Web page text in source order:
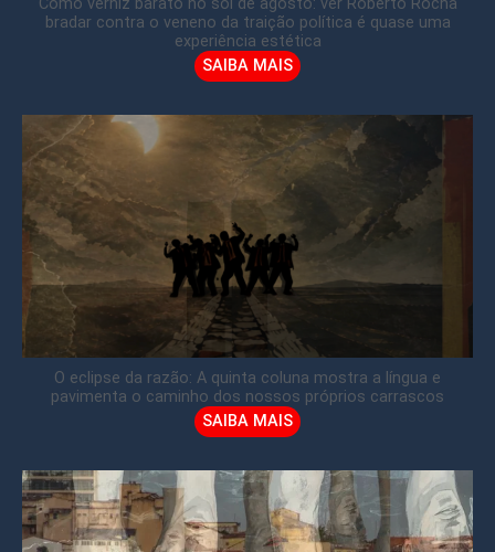
Como verniz barato no sol de agosto: ver Roberto Rocha
bradar contra o veneno da traição política é quase uma
experiência estética
SAIBA MAIS
O eclipse da razão: A quinta coluna mostra a língua e
pavimenta o caminho dos nossos próprios carrascos
SAIBA MAIS